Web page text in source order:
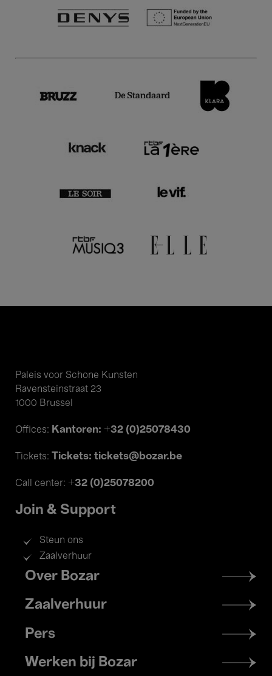
Paleis voor Schone Kunsten
Ravensteinstraat 23
1000 Brussel
Offices: Kantoren: +32 (0)25078430
Tickets: Tickets: tickets@bozar.be
Call center: +32 (0)25078200
Join & Support
Steun ons
Zaalverhuur
Footer
menu
Over Bozar
Zaalverhuur
Pers
Werken bij Bozar